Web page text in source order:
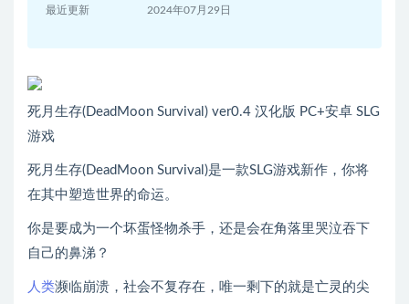
最近更新 2024年07月29日
死月生存(DeadMoon Survival) ver0.4 汉化版 PC+安卓 SLG
游戏
死月生存(DeadMoon Survival)是一款SLG游戏新作，你将
在其中塑造世界的命运。
你是要成为一个坏蛋怪物杀手，还是会在角落里哭泣吞下
自己的鼻涕？
人类濒临崩溃，社会不复存在，唯一剩下的就是亡灵的尖